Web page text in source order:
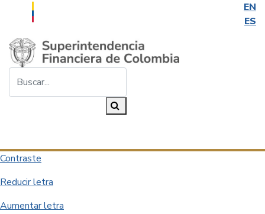
EN
ES
Saltar al contenido principal
Contraste
Reducir letra
Aumentar letra